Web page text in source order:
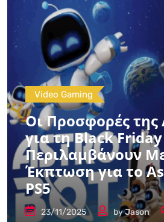
Video Gaming
Οι Προσφορές της
για τη Black Friday
Περιλαμβάνουν
Έκπτωση για το
PS5
23/11/2025 byJason